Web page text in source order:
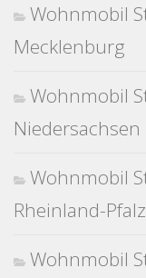
Wohnmobil
Mecklenburg
Wohnmobil
Niedersachsen
Wohnmobil
Rheinland-Pfalz
Wohnmobil